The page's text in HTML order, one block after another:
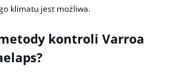
klimatu jest możliwa.
kontroli Varroa